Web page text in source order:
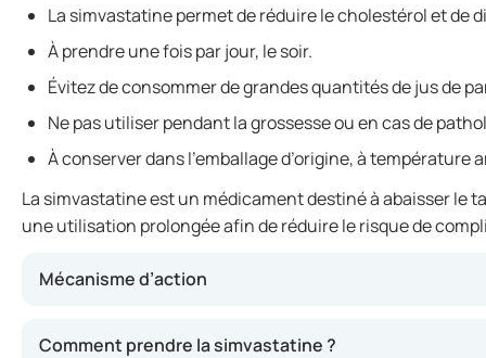
La simvastatine permet de réduire le cholestérol et de
À prendre une fois par jour, le soir.
Évitez de consommer de grandes quantités de jus de
Ne pas utiliser pendant la grossesse ou en cas de
À conserver dans l’emballage d’origine, à température
La simvastatine est un médicament destiné à abaisser le
une utilisation prolongée afin de réduire le risque de
Mécanisme d’action
Comment prendre la simvastatine ?